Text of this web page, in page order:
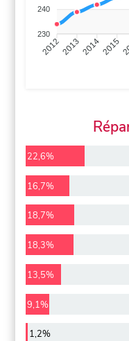
240
230
2012201320142015
22,6%
16,7%
18,7%
18,3%
13,5%
9,1%
1,2%